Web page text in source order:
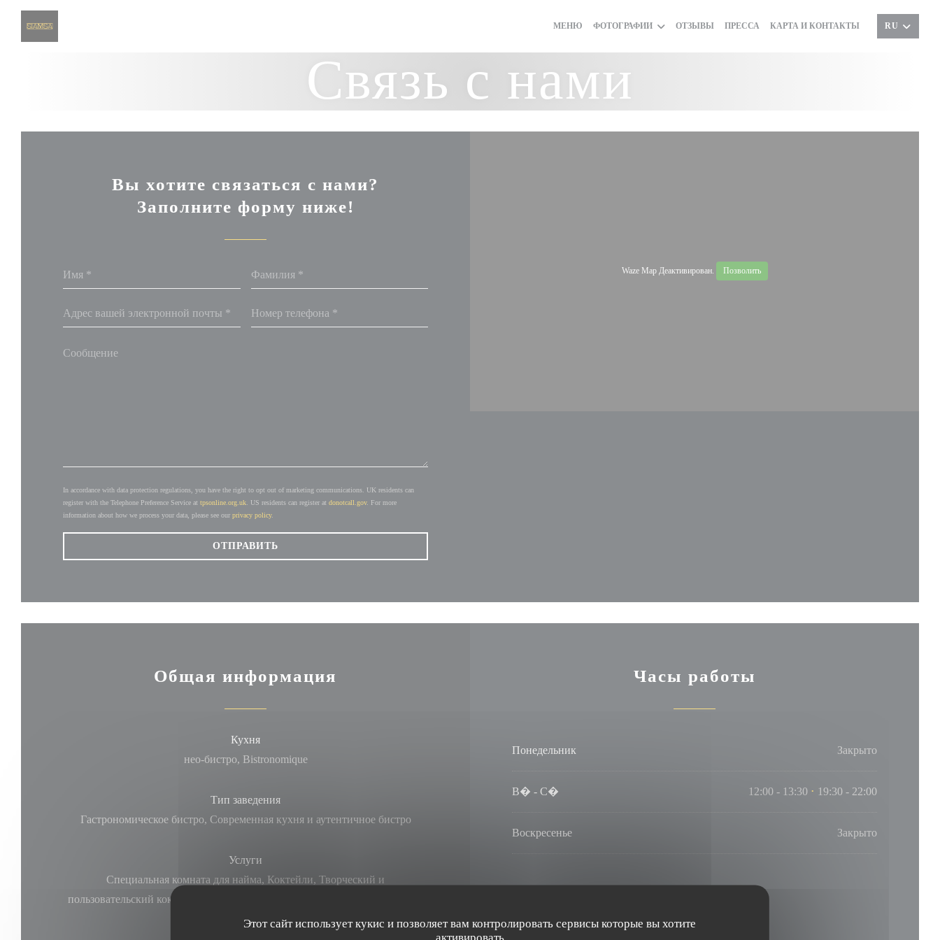
Панель управления cookies
Этот сайт использует кукис и позволяет вам контролировать сервисы которые вы хотите
активировать
МЕНЮ ФОТОГРАФИИ ОТЗЫВЫ ПРЕССА КАРТА И КОНТАКТЫ RU
Связь с нами
Вы хотите связаться с нами?
Заполните форму ниже!
In accordance with data protection regulations, you have the right to opt out of marketing communications. UK residents can
register with the Telephone Preference Service at tpsonline.org.uk . US residents can register at donotcall.gov. For more
information about how we process your data, please see our privacy policy.
Waze Map Деактивирован. Позволить
Общая информация
Кухня
нео-бистро, Bistronomique
Тип заведения
Гастрономическое бистро, Современная кухня и аутентичное бистро
Услуги
Специальная комната для найма, Коктейли, Творческий и
пользовательский коктейль, Бесплатные цитаты, группы, День рождения,
терраса
Часы работы
Понедельник Закрыто
В� - С� 12:00 - 13:30 • 19:30 - 22:00
Воскресенье Закрыто